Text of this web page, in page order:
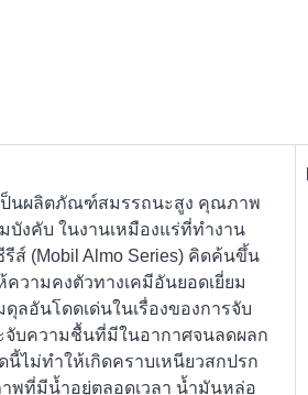
เป็นผลิตภัณฑ์สมรรถนะสูง คุณภาพ
บังคับ ในงานเหมืองแร่ที่ทำงาน
(Mobil Almo Series) คิดค้นขึ้น
ามคงตัวทางเคมีอันยอดเยี่ยม
ลอันโดดเด่นในเรื่องของการจับ
บความชื้นที่มีในอากาศจนลดผลก
ไม่ทำให้เกิดคราบเหนียวสกปรก
พที่มีน้ำอยู่ตลอดเวลา น้ำมันหล่อ